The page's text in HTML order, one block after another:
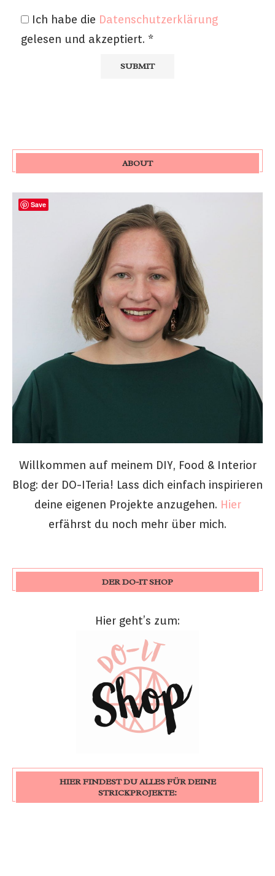
Ich habe die Datenschutzerklärung
gelesen und akzeptiert. *
ABOUT
Willkommen auf meinem DIY, Food & Interior
Blog: der DO-ITeria! Lass dich einfach inspirieren
deine eigenen Projekte anzugehen. Hier
erfährst du noch mehr über mich.
DER DO-IT SHOP
Hier geht’s zum:
HIER FINDEST DU ALLES FÜR DEINE
STRICKPROJEKTE:
Save